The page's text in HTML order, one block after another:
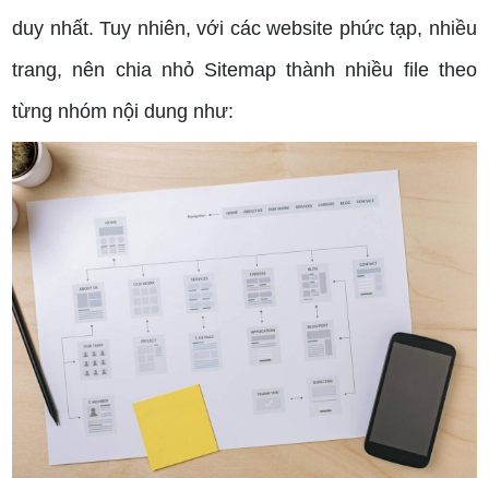
duy nhất. Tuy nhiên, với các website phức tạp, nhiều
trang, nên chia nhỏ Sitemap thành nhiều file theo
từng nhóm nội dung như: